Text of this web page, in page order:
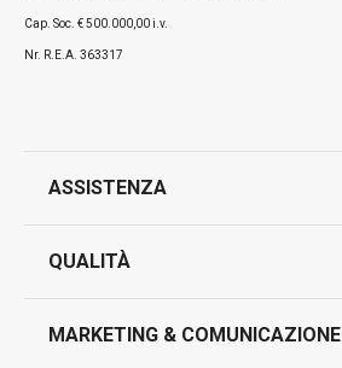
Cap. Soc. € 500.000,00 i.v.
Nr. R.E.A. 363317
ASSISTENZA
contatti
QUALITÀ
MARKETING & COMUNICAZIONE